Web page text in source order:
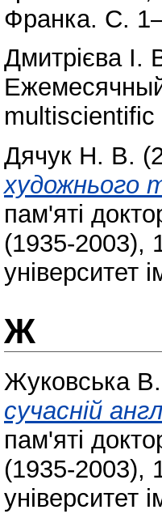
Франка. С.
Дмитрієва І.
Дячук Н. В.
художнього
пам'яті
(1935-2003),
університет
Ж
Жуковська
сучасній
пам'яті
(1935-2003),
університет